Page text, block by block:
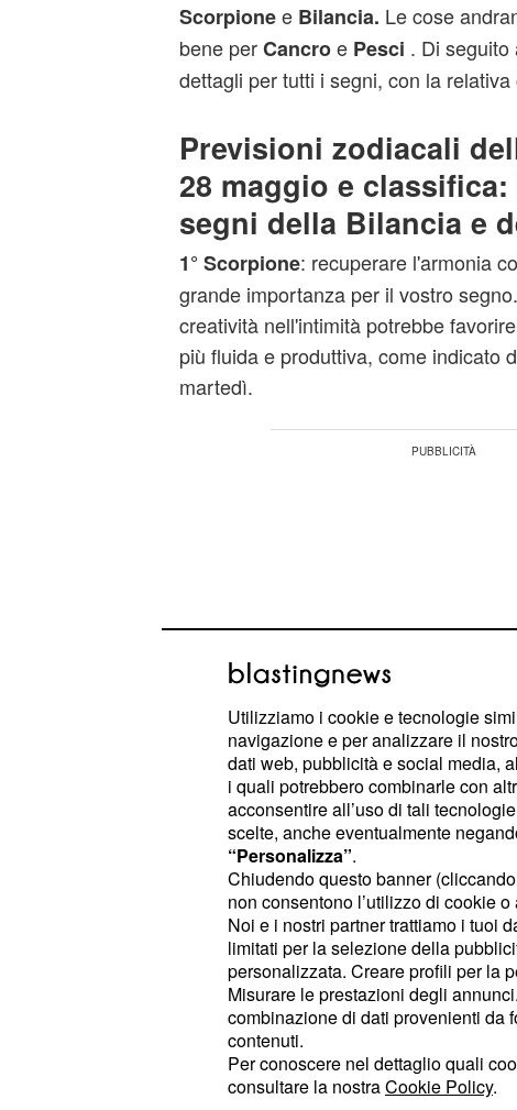
Scorpionee Bilancia. Le cose
bene perCancroe Pesci . Di seguito
dettagli per tutti i segni, con la relativa
Previsioni zodiacali
28 maggio e
segni della Bilancia e
1° Scorpione: recuperare l'armonia
grande importanza per il vostro
creatività nell'intimità potrebbe
più fluida e produttiva, come indicato
martedì.
2° Toro: le prospettive amorose vi
incontri molto coinvolgenti dal punto
relazione di coppia, il fuoco della
incoraggiando la progettazione di un
solido e funzionale.
3° Bilancia: questo avanzamento
principalmente dovuto agli incontri
la vostra percezione dell'amore. In
raggiungere importanti accordi per
Utilizziamo i cookie e tecnologie
navigazione e per analizzare il
dati web, pubblicità e social media,
i quali potrebbero combinarle con
acconsentire all’uso di tali
scelte, anche eventualmente
“Personalizza”.
Chiudendo questo banner
non consentono l’utilizzo di cookie
Noi e i nostri partner trattiamo i tuoi
limitati per la selezione della
personalizzata. Creare profili per la
Misurare le prestazioni degli
combinazione di dati provenienti da
contenuti.
Per conoscere nel dettaglio quali
consultare la nostraCookie Policy.